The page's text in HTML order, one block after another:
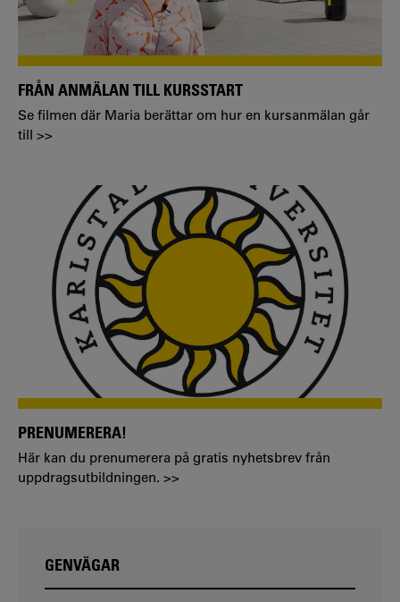
FRÅN ANMÄLAN TILL KURSSTART
Se filmen där Maria berättar om hur en kursanmälan går
till >>
PRENUMERERA!
Här kan du prenumerera på gratis nyhetsbrev från
uppdragsutbildningen. >>
GENVÄGAR